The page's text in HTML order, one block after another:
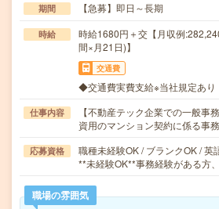
期間 【急募】即日～長期
時給
時給1680円＋交【月収例
間×月21日)】
交通費
◆交通費実費支給※当社規定あり
仕事内容
【不動産テック企業での一般事
資用のマンション契約に係る事
応募資格
職種未経験OK / ブランクOK / 英
**未経験OK**事務経験がある方
職場の雰囲気